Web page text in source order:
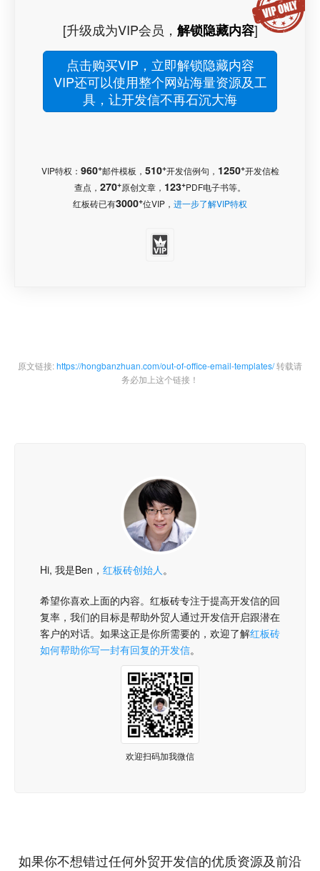
[升级成为VIP会员， 解锁隐藏内容]
点击购买VIP，立即解锁隐藏内容
VIP还可以使用整个网站海量资源及工
具，让开发信不再石沉大海
VIP特权： 960+邮件模板， 510+开发信例句， 1250+开发信检
查点， 270+原创文章， 123+PDF电子书等。
红板砖已有3000+位VIP， 进一步了解VIP特权
原文链接:https://hongbanzhuan.com/out-of-office-email-templates/转载请
务必加上这个链接！
Hi, 我是Ben， 红板砖创始人。
希望你喜欢上面的内容。红板砖专注于提高开发信的回
复率，我们的目标是帮助外贸人通过开发信开启跟潜在
客户的对话。如果这正是你所需要的，欢迎了解红板砖
如何帮助你写一封有回复的开发信。
欢迎扫码加我微信
如果你不想错过任何外贸开发信的优质资源及前沿